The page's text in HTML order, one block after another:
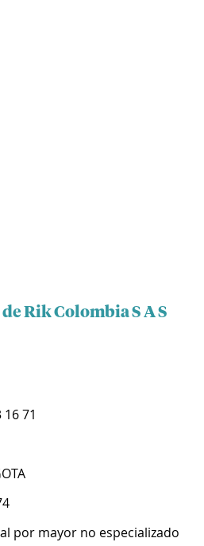
Rik Colombia S A S
16 71
por mayor no especializado